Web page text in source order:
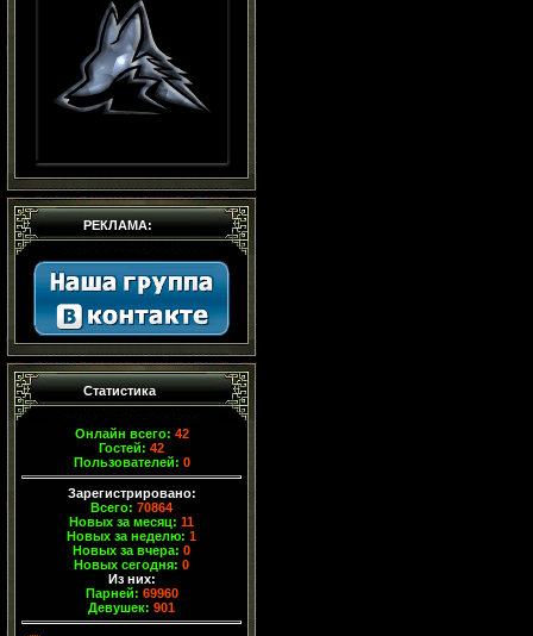
РЕКЛАМА:
Статистика
Онлайн всего: 42
Гостей: 42
Пользователей: 0
Зарегистрировано:
Всего: 70864
Новых за месяц: 11
Новых за неделю: 1
Новых за вчера: 0
Новых сегодня: 0
Из них:
Парней: 69960
Девушек: 901